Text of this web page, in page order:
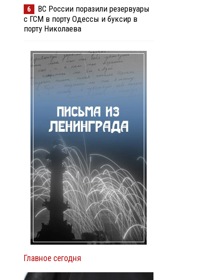
6
ВС России поразили резервуары
с ГСМ в порту Одессы и буксир в
порту Николаева
Главное сегодня